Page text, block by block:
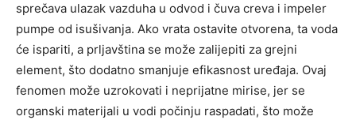
sprečava ulazak vazduha u odvod i čuva creva i impeler
pumpe od isušivanja. Ako vrata ostavite otvorena, ta voda
će ispariti, a prljavština se može zalijepiti za grejni
element, što dodatno smanjuje efikasnost uređaja. Ovaj
fenomen može uzrokovati i neprijatne mirise, jer se
organski materijali u vodi počinju raspadati, što može